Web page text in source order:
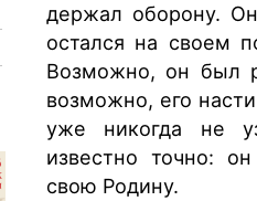
держал оборону.
остался на своем
Возможно, он был
возможно, его
уже никогда не
известно точно:
свою Родину.